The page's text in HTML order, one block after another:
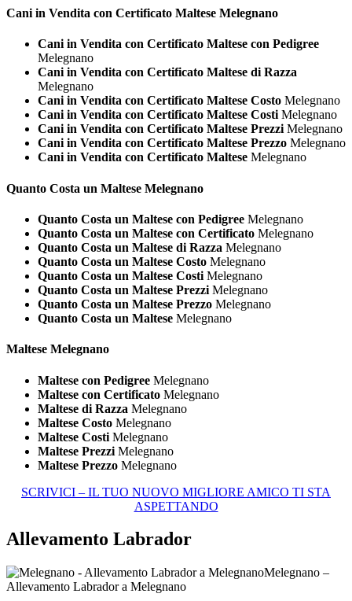
Cani in Vendita con Certificato Maltese Melegnano
Cani in Vendita con Certificato Maltese con Pedigree
Melegnano
Cani in Vendita con Certificato Maltese di Razza
Melegnano
Cani in Vendita con Certificato Maltese Costo Melegnano
Cani in Vendita con Certificato Maltese CostiMelegnano
Cani in Vendita con Certificato Maltese PrezziMelegnano
Cani in Vendita con Certificato Maltese Prezzo Melegnano
Cani in Vendita con Certificato Maltese Melegnano
Quanto Costa un Maltese Melegnano
Quanto Costa un Maltese con Pedigree Melegnano
Quanto Costa un Maltese con Certificato Melegnano
Quanto Costa un Maltese di Razza Melegnano
Quanto Costa un Maltese Costo Melegnano
Quanto Costa un Maltese Costi Melegnano
Quanto Costa un Maltese Prezzi Melegnano
Quanto Costa un Maltese Prezzo Melegnano
Quanto Costa un Maltese Melegnano
Maltese Melegnano
Maltese con Pedigree Melegnano
Maltese con Certificato Melegnano
Maltese di Razza Melegnano
Maltese Costo Melegnano
Maltese Costi Melegnano
Maltese Prezzi Melegnano
Maltese Prezzo Melegnano
SCRIVICI – IL TUO NUOVO MIGLIORE AMICO TI STA
ASPETTANDO
Allevamento Labrador
Melegnano –
Allevamento Labrador a Melegnano